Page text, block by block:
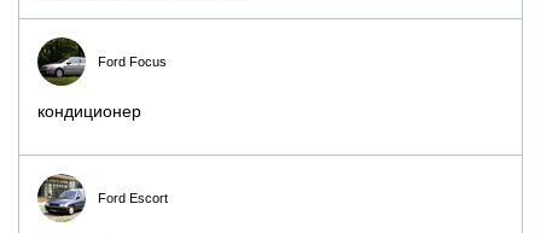
Ford Focus
кондиционер
Ford Escort